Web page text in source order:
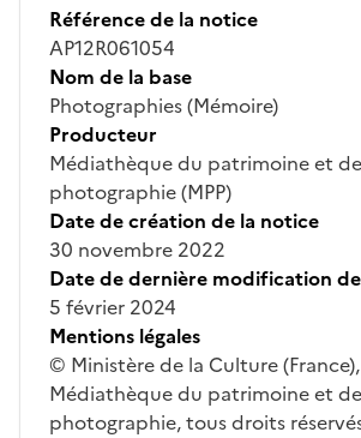
Référence de la notice
AP12R061054
Nom de la base
Photographies (Mémoire)
Producteur
Médiathèque du patrimoine et
photographie (MPP)
Date de création de la notice
30 novembre 2022
Date de dernière modification
5 février 2024
Mentions légales
© Ministère de la Culture (France),
Médiathèque du patrimoine et
photographie, tous droits